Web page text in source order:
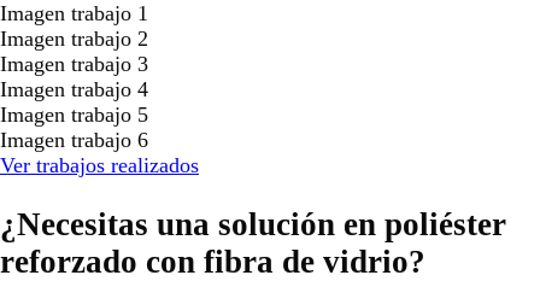
Imagen trabajo 1
Imagen trabajo 2
Imagen trabajo 3
Imagen trabajo 4
Imagen trabajo 5
Imagen trabajo 6
Ver trabajos realizados
¿Necesitas una solución en poliéster
reforzado con fibra de vidrio?